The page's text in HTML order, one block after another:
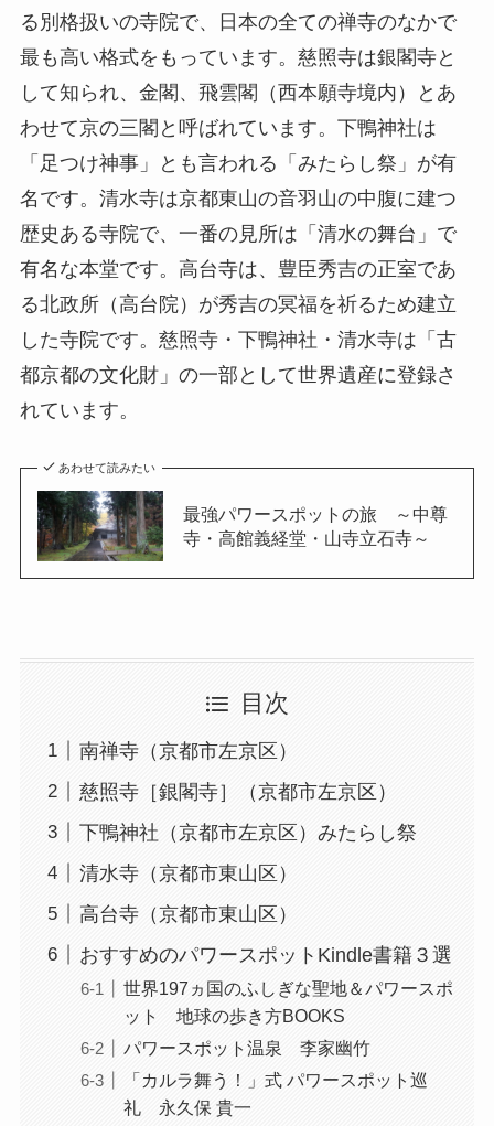
る別格扱いの寺院で、日本の全ての禅寺のなかで
最も高い格式をもっています。 慈照寺は銀閣寺と
して知られ、金閣、飛雲閣（西本願寺境内）とあ
わせて京の三閣と呼ばれています。 下鴨神社は
「足つけ神事」とも言われる「みたらし祭」が有
名です。清水寺は京都東山の音羽山の中腹に建つ
歴史ある寺院で、一番の見所は「清水の舞台」で
有名な本堂です。 高台寺は、豊臣秀吉の正室であ
る北政所（高台院）が秀吉の冥福を祈るため建立
した寺院です。慈照寺・下鴨神社・清水寺は「古
都京都の文化財」の一部として世界遺産に登録さ
れています。
あわせて読みたい
最強パワースポットの旅 ～中尊
寺・高館義経堂・山寺立石寺～
目次
南禅寺（京都市左京区）
慈照寺［銀閣寺］（京都市左京区）
下鴨神社（京都市左京区）みたらし祭
清水寺（京都市東山区）
高台寺（京都市東山区）
おすすめのパワースポットKindle書籍３選
世界197ヵ国のふしぎな聖地＆パワースポ
ット 地球の歩き方BOOKS
パワースポット温泉 李家幽竹
「カルラ舞う！」式 パワースポット巡
礼 永久保 貴一